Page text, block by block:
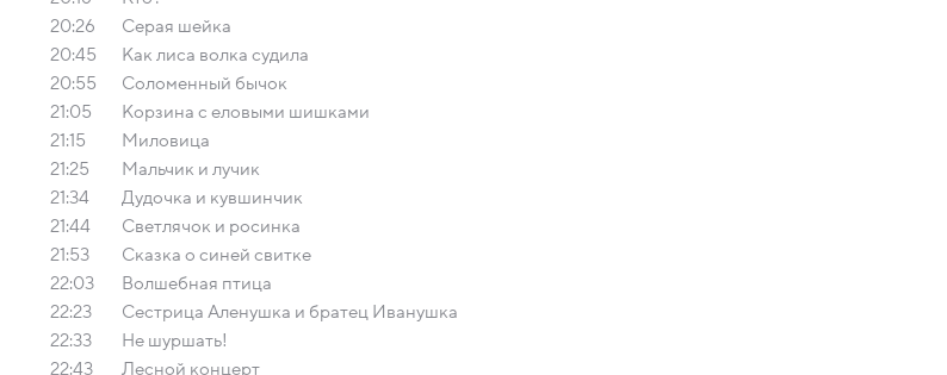
20:26
Серая шейка
20:45
Как лиса волка судила
20:55
Соломенный бычок
21:05
Корзина с еловыми шишками
21:15
Миловица
21:25
Мальчик и лучик
21:34
Дудочка и кувшинчик
21:44
Светлячок и росинка
21:53
Сказка о синей свитке
22:03
Волшебная птица
22:23
Сестрица Аленушка и братец Иванушка
22:33
Не шуршать!
22:43
Лесной концерт